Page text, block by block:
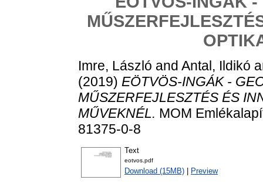
Imre, László and Antal, Ildikó
(2019) EÖTVÖS-INGÁK -
MŰSZERFEJLESZTÉS ÉS
MŰVEKNÉL. MOM
81375-0-8
Text
eotvos.pdf
Download (15MB) Preview